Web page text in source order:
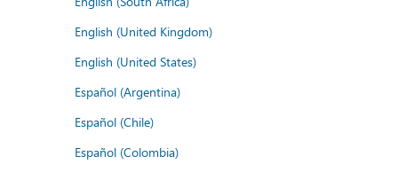
English (United Kingdom)
English (United States)
Español (Argentina)
Español (Chile)
Español (Colombia)